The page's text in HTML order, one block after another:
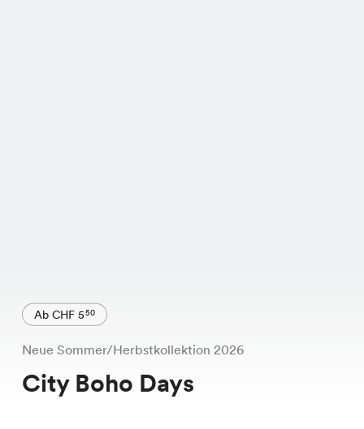
Ab CHF 550
Neue Sommer/Herbstkollektion 2026
City Boho Days